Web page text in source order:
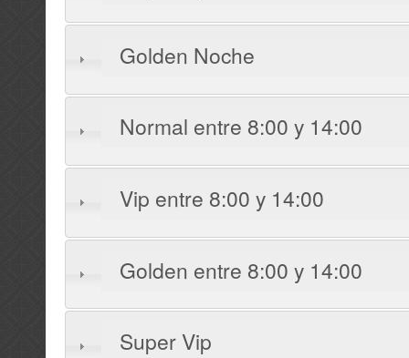
Golden Noche
Normal entre 8:00 y 14:00
Vip entre 8:00 y 14:00
Golden entre 8:00 y 14:00
Super Vip